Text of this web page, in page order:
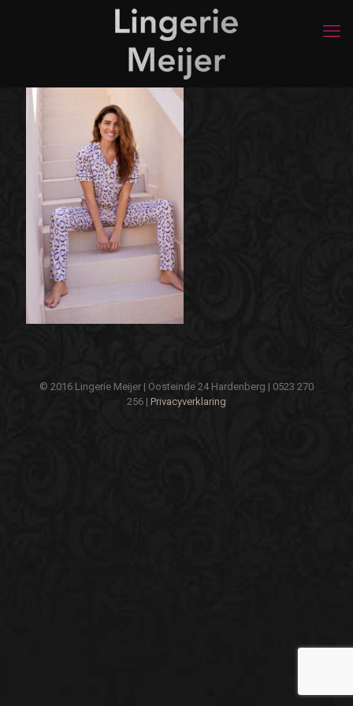
© 2016 Lingerie Meijer | Oosteinde 24 Hardenberg | 0523 270
256 | Privacyverklaring